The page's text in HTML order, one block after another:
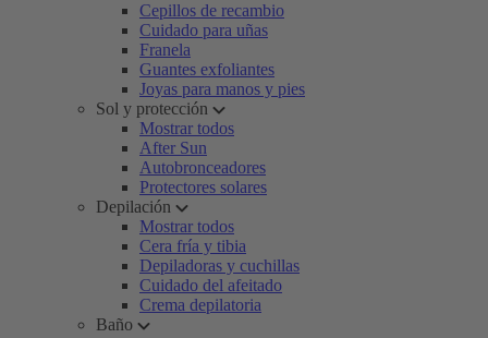
Cepillos de recambio
Cuidado para uñas
Franela
Guantes exfoliantes
Joyas para manos y pies
Sol y protección
Mostrar todos
After Sun
Autobronceadores
Protectores solares
Depilación
Mostrar todos
Cera fría y tibia
Depiladoras y cuchillas
Cuidado del afeitado
Crema depilatoria
Baño